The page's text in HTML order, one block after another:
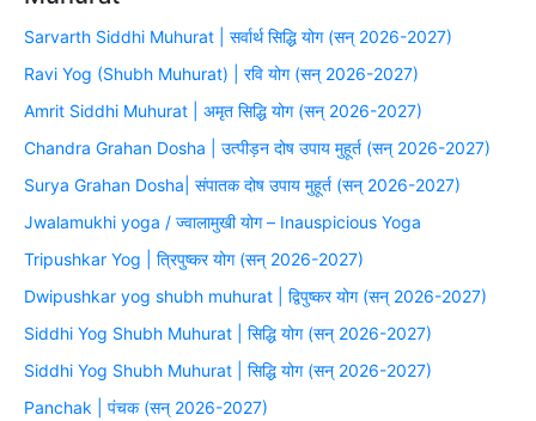
Sarvarth Siddhi Muhurat | सर्वार्थ सिद्धि योग (सन् 2026-2027)
Ravi Yog (Shubh Muhurat) | रवि योग (सन् 2026-2027)
Amrit Siddhi Muhurat | अमृत सिद्धि योग (सन् 2026-2027)
Chandra Grahan Dosha | उत्पीड़न दोष उपाय मुहूर्त (सन् 2026-2027)
Surya Grahan Dosha| संपातक दोष उपाय मुहूर्त (सन् 2026-2027)
Jwalamukhi yoga / ज्वालामुखी योग – Inauspicious Yoga
Tripushkar Yog | त्रिपुष्कर योग (सन् 2026-2027)
Dwipushkar yog shubh muhurat | द्विपुष्कर योग (सन् 2026-2027)
Siddhi Yog Shubh Muhurat | सिद्धि योग (सन् 2026-2027)
Siddhi Yog Shubh Muhurat | सिद्धि योग (सन् 2026-2027)
Panchak | पंचक (सन् 2026-2027)